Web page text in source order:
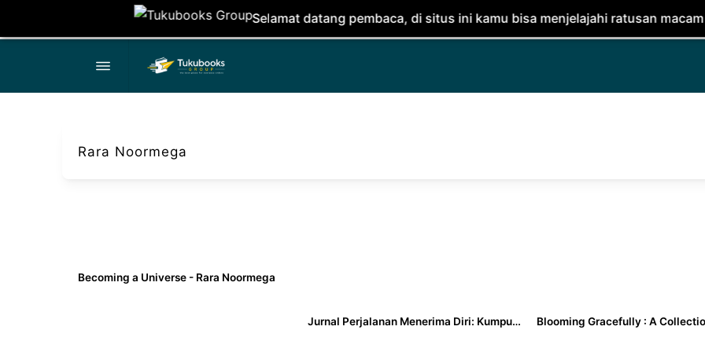
Selamat datang pembaca, di situs ini kamu bisa menjelajahi ratusan macam buku.
Rara Noormega
Becoming a Universe - Rara Noormega
Jurnal Perjalanan Menerima Diri: Kumpulan Tulisan dan Latihan untuk Menerima Dirimu Secara Utuh - Rara Noormega